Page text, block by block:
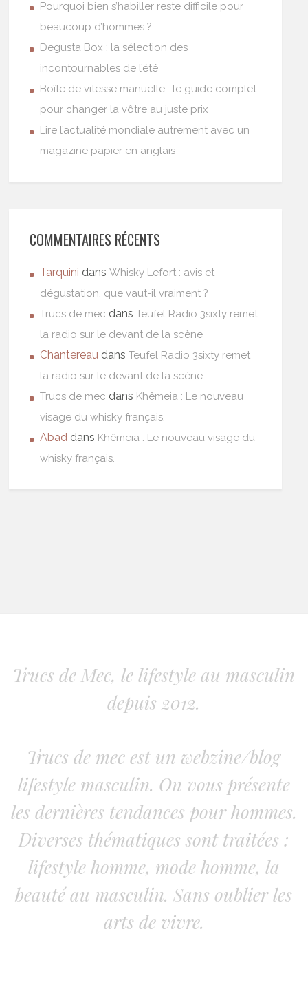
Pourquoi bien s’habiller reste difficile pour
beaucoup d’hommes ?
Degusta Box : la sélection des
incontournables de l’été
Boîte de vitesse manuelle : le guide complet
pour changer la vôtre au juste prix
Lire l’actualité mondiale autrement avec un
magazine papier en anglais
COMMENTAIRES RÉCENTS
Tarquini dansWhisky Lefort : avis et
dégustation, que vaut-il vraiment ?
Trucs de mec dansTeufel Radio 3sixty remet
la radio sur le devant de la scène
Chantereau dansTeufel Radio 3sixty remet
la radio sur le devant de la scène
Trucs de mec dans Khêmeia : Le nouveau
visage du whisky français.
Abad dans Khêmeia : Le nouveau visage du
whisky français.
Trucs de Mec, le lifestyle au masculin
depuis 2012.
Trucs de mec est un webzine/blog
lifestyle masculin. On vous présente
les dernières tendances pour hommes.
Diverses thématiques sont traitées :
lifestyle homme, mode homme, la
beauté au masculin. Sans oublier les
arts de vivre.